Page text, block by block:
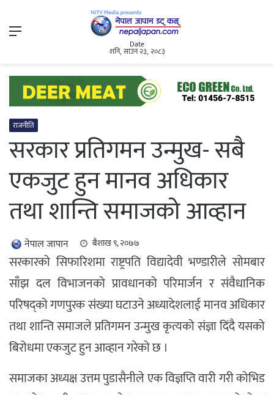
Menu
Date
शनि, साउन २३, २०८३
राजनीति
सरकार प्रतिगमन उन्मुख- सबै
एकजुट हुन मानव अधिकार
तथा शान्ति समाजको आव्हान
नेपाल जापान बैशाख ९, २०७७
सरकारको सिफारिशमा राष्ट्रपति विद्यादेवी भण्डारीले सोमबार
साँझ दल विभाजनको प्रावधानको परिमार्जन र संवैधानिक
परिषद्को गणपुरक संख्या घटाउने अध्यादेशलाई मानव अधिकार
तथा शान्ति समाजले प्रतिगमन उन्मुख कृत्यको संज्ञा दिंदै यसको
बिरोधमा एकजुट हुन आव्हान गरेको छ ।
समाजका अध्यक्ष उत्तम पुडासैनीले एक विज्ञप्ति वारी गरी कोभिड